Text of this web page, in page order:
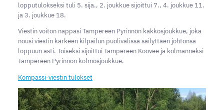
lopputulokseksi tuli 5. sija., 2. joukkue sijoittui 7., 4. joukkue 11.
ja 3. joukkue 18.
Viestin voiton nappasi Tampereen Pyrinnön kakkosjoukkue, joka
nousi viestin kärkeen kilpailun puolivälissä säilyttäen johtonsa
loppuun asti. Toiseksi sijoittui Tampereen Koovee ja kolmanneksi
Tampereen Pyrinnön kolmosjoukkue.
Kompassi-viestin tulokset